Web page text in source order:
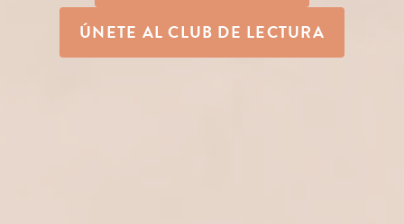
ÚNETE AL CLUB DE LECTURA